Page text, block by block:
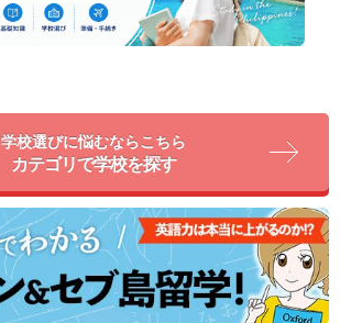
学校選びに悩むならこちら
カテゴリで学校を探す